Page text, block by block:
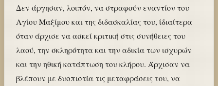
Δεν άργησαν, λοιπόν, να στραφούν εναντίον του
Αγίου Μαξίμου και της διδασκαλίας του, ίδιαίτερα
όταν άρχισε να ασκεί κριτική στις συνήθειες του
λαού, την σκληρότητα και την αδικία των ισχυρών
και την ηθική κατάπτωση του κλήρου. Άρχισαν να
βλέπουν με δυσπιστία τις μεταφράσεις του, να